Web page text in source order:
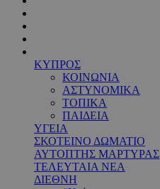
ΚΥΠΡΟΣ
ΚΟΙΝΩΝΙΑ
ΑΣΤΥΝΟΜΙΚΑ
ΤΟΠΙΚΑ
ΠΑΙΔΕΙΑ
ΥΓΕΙΑ
ΣΚΟΤΕΙΝΟ ΔΩΜΑΤΙΟ
ΑΥΤΟΠΤΗΣ ΜΑΡΤΥΡΑΣ
ΤΕΛΕΥΤΑΙΑ ΝΕΑ
ΔΙΕΘΝΗ